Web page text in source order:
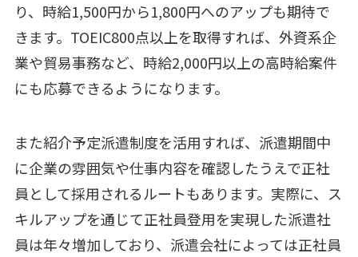
り、時給1,500円から1,800円へのアップも期待で
きます。TOEIC800点以上を取得すれば、外資系企
業や貿易事務など、時給2,000円以上の高時給案件
にも応募できるようになります。
また紹介予定派遣制度を活用すれば、派遣期間中
に企業の雰囲気や仕事内容を確認したうえで正社
員として採用されるルートもあります。実際に、ス
キルアップを通じて正社員登用を実現した派遣社
員は年々増加しており、派遣会社によっては正社員